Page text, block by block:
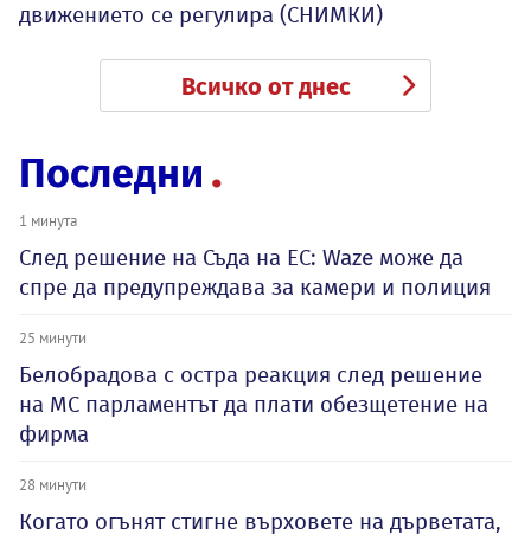
движението се регулира (СНИМКИ)
Всичко от днес
Последни
1 минута
След решение на Съда на ЕС: Waze може да
спре да предупреждава за камери и полиция
25 минути
Белобрадова с остра реакция след решение
на МС парламентът да плати обезщетение на
фирма
28 минути
Когато огънят стигне върховете на дърветата,